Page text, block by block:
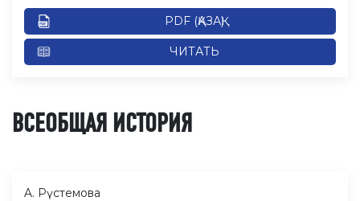
PDF (ҚАЗАҚ)
ЧИТАТЬ
ВСЕОБЩАЯ ИСТОРИЯ
A. Рүстемова